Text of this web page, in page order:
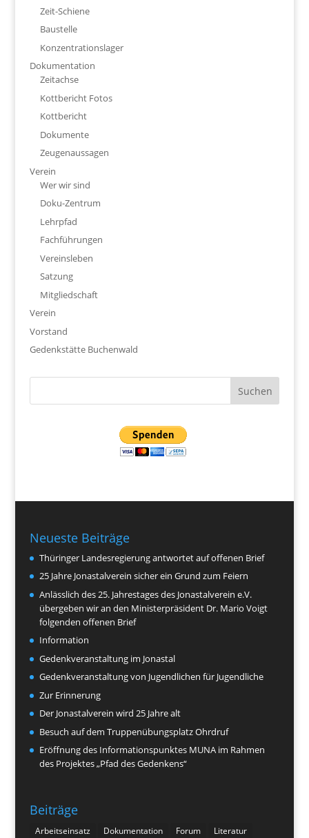
Zeit-Schiene
Baustelle
Konzentrationslager
Dokumentation
Zeitachse
Kottbericht Fotos
Kottbericht
Dokumente
Zeugenaussagen
Verein
Wer wir sind
Doku-Zentrum
Lehrpfad
Fachführungen
Vereinsleben
Satzung
Mitgliedschaft
Verein
Vorstand
Gedenkstätte Buchenwald
Neueste Beiträge
Thüringer Landesregierung antwortet auf offenen Brief
25 Jahre Jonastalverein sicher ein Grund zum Feiern
Anlässlich des 25. Jahrestages des Jonastalverein e.V.
übergeben wir an den Ministerpräsident Dr. Mario Voigt
folgenden offenen Brief
Information
Gedenkveranstaltung im Jonastal
Gedenkveranstaltung von Jugendlichen für Jugendliche
Zur Erinnerung
Der Jonastalverein wird 25 Jahre alt
Besuch auf dem Truppenübungsplatz Ohrdruf
Eröffnung des Informationspunktes MUNA im Rahmen
des Projektes „Pfad des Gedenkens“
Beiträge
Arbeitseinsatz Dokumentation Forum
Literatur